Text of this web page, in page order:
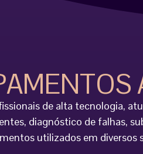
de alta tecnologia,
diagnóstico de falhas,
utilizados em diversos